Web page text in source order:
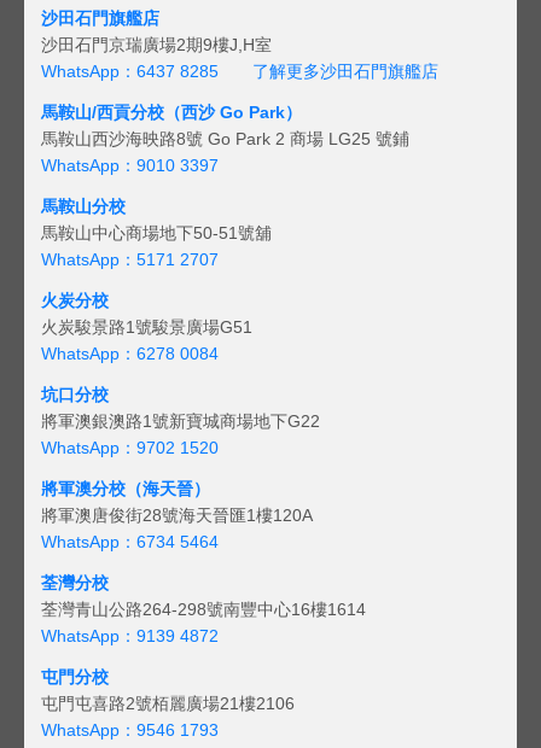
沙田石門旗艦店
沙田石門京瑞廣場2期9樓J,H室
WhatsApp：6437 8285
了解更多沙田石門旗艦店
馬鞍山/西貢分校（西沙 Go Park）
馬鞍山西沙海映路8號 Go Park 2 商場 LG25 號鋪
WhatsApp：9010 3397
馬鞍山分校
馬鞍山中心商場地下50-51號舖
WhatsApp：5171 2707
火炭分校
火炭駿景路1號駿景廣場G51
WhatsApp：6278 0084
坑口分校
將軍澳銀澳路1號新寶城商場地下G22
WhatsApp：9702 1520
將軍澳分校（海天晉）
將軍澳唐俊街28號海天晉匯1樓120A
WhatsApp：6734 5464
荃灣分校
荃灣青山公路264-298號南豐中心16樓1614
WhatsApp：9139 4872
屯門分校
屯門屯喜路2號栢麗廣場21樓2106
WhatsApp：9546 1793